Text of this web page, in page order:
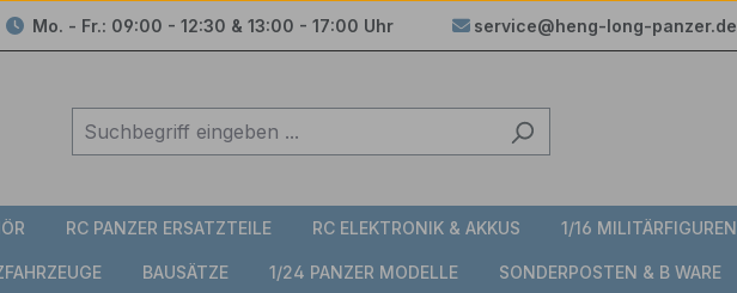
Mo. - Fr.: 09:00 - 12:30 & 13:00 - 17:00 Uhr service@heng-long-panzer.de
RC PANZER ERSATZTEILE RC ELEKTRONIK & AKKUS 1/16 MILITÄRFIGUREN
BAUSÄTZE 1/24 PANZER MODELLE SONDERPOSTEN & B WARE